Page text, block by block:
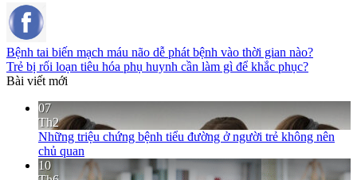
Bệnh tai biến mạch máu não dễ phát bệnh vào thời gian nào?
Trẻ bị rối loạn tiêu hóa phụ huynh cần làm gì để khắc phục?
Bài viết mới
07
Th2
Những triệu chứng bệnh tiểu đường ở người trẻ không nên
chủ quan
10